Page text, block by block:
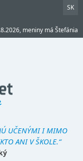
SK
meniny má Štefánia
UČENÝMI I MIMO
ANI V ŠKOLE.“